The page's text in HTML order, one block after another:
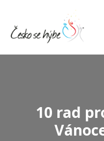
10 rad